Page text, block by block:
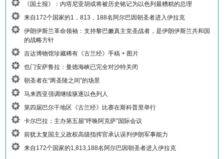
《国土报》：内塔尼亚胡或将被历史铭记为以色列最糟糕的总理
来自172个国家的1，813，188名阿尔巴因朝圣者进入伊拉克
伊朗伊斯兰革命领袖：支持黎巴嫩真主党圣战者，是伊朗伊斯兰共和国
的战略方针
吉达博物馆珍藏稀有《古兰经》手稿 + 图片
也门安萨鲁拉：曼德海峡已完全对沙特关闭
朝圣者在“两圣陵之间”的场景
马来西亚强调继续驱逐以色列人
第四届巴尔干地区《古兰经》比赛在斯科普里举行
卡尔巴拉；主办第五届“呼唤阿克萨”国际会议
前犹太复国主义政权高级指挥官承认误判伊朗军事能力
来自172个国家的1,813,188名阿尔巴因朝圣者进入伊拉克